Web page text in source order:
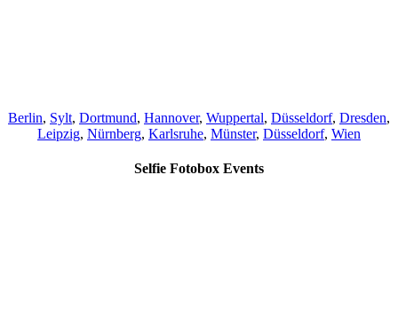
Berlin, Sylt, Dortmund, Hannover, Wuppertal, Düsseldorf, Dresden,
Leipzig, Nürnberg, Karlsruhe, Münster, Düsseldorf, Wien
Selfie Fotobox Events